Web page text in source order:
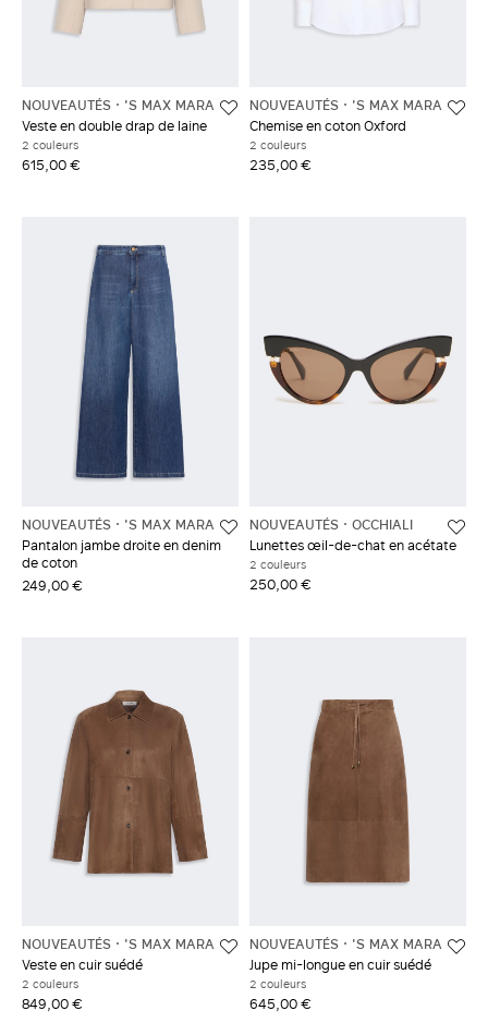
NOUVEAUTÉS
'S MAX MARA
Veste en double drap de laine
2 couleurs
615,00 €
NOUVEAUTÉS
'S MAX MARA
Chemise en coton Oxford
2 couleurs
235,00 €
NOUVEAUTÉS
'S MAX MARA
Pantalon jambe droite en denim
de coton
249,00 €
NOUVEAUTÉS
OCCHIALI
Lunettes œil-de-chat en acétate
2 couleurs
250,00 €
NOUVEAUTÉS
'S MAX MARA
Veste en cuir suédé
2 couleurs
849,00 €
NOUVEAUTÉS
'S MAX MARA
Jupe mi-longue en cuir suédé
2 couleurs
645,00 €